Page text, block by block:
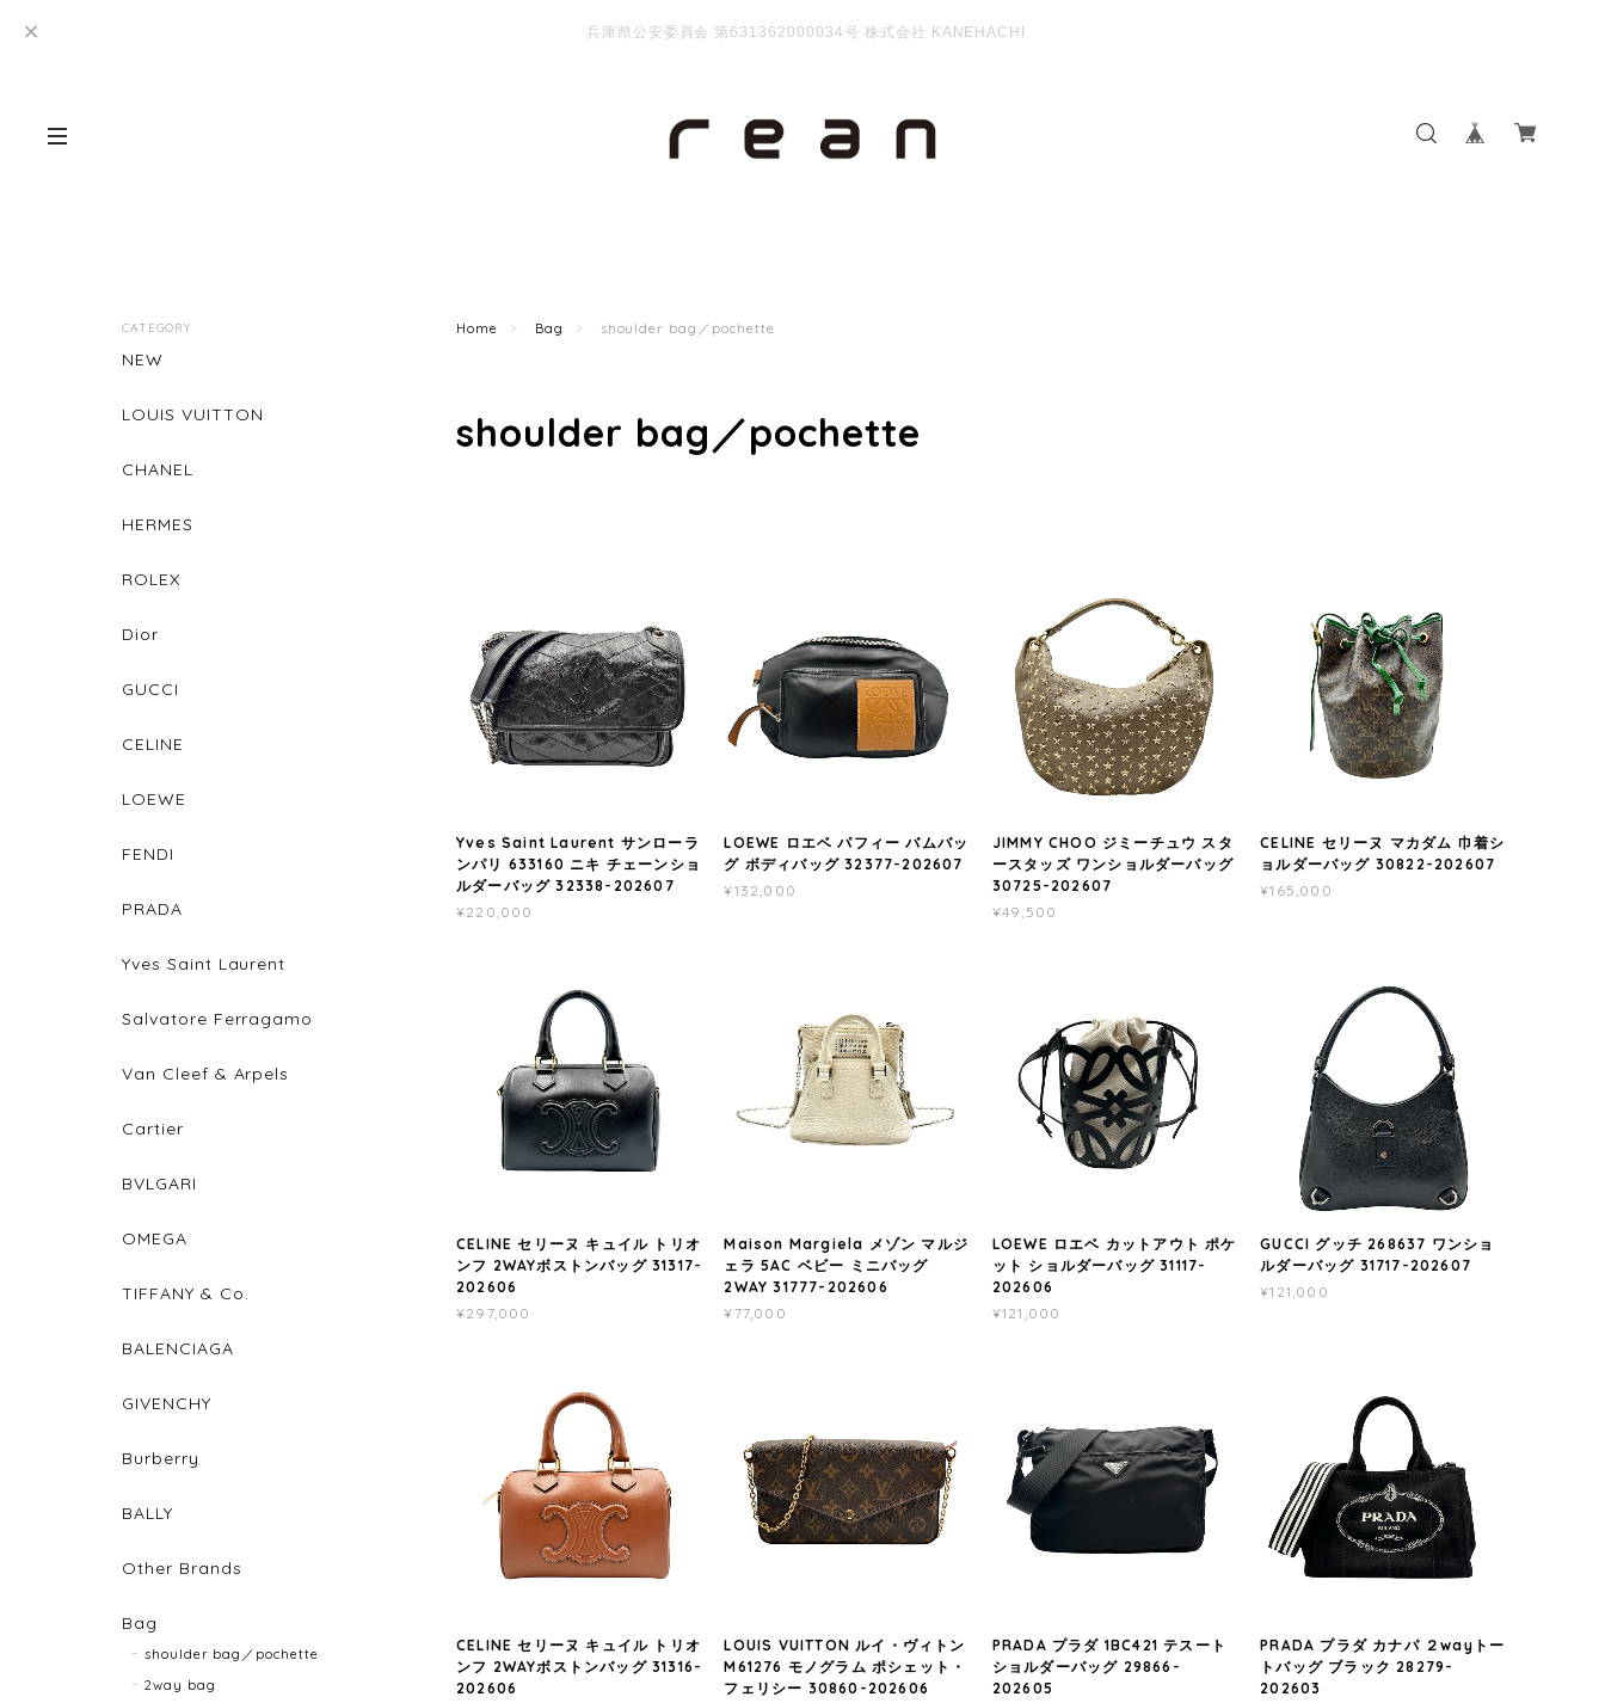
兵庫県公安委員会 第631362000034号 株式会社 KANEHACHI
Home Bag shoulder bag／pochette
shoulder bag／pochette
Yves Saint Laurent サンローラ
ンパリ 633160 ニキ チェーンショ
ルダーバッグ 32338-202607
¥220,000
LOEWE ロエベ パフィー バムバッ
グ ボディバッグ 32377-202607
¥132,000
JIMMY CHOO ジミーチュウ スタ
ースタッズ ワンショルダーバッグ
30725-202607
¥49,500
CELINE セリーヌ マカダム 巾着シ
ョルダーバッグ 30822-202607
¥165,000
CELINE セリーヌ キュイル トリオ
ンフ 2WAYボストンバッグ 31317-
202606
¥297,000
Maison Margiela メゾン マルジ
ェラ 5AC ベビー ミニバッグ
2WAY 31777-202606
¥77,000
LOEWE ロエベ カットアウト ポケ
ット ショルダーバッグ 31117-
202606
¥121,000
GUCCI グッチ 268637 ワンショ
ルダーバッグ 31717-202607
¥121,000
CELINE セリーヌ キュイル トリオ
ンフ 2WAYボストンバッグ 31316-
202606
LOUIS VUITTON ルイ・ヴィトン
M61276 モノグラム ポシェット・
フェリシー 30860-202606
PRADA プラダ 1BC421 テスート
ショルダーバッグ 29866-
202605
PRADA プラダ カナパ ２wayトー
トバッグ ブラック 28279-
202603
CATEGORY
NEW
LOUIS VUITTON
CHANEL
HERMES
ROLEX
Dior
GUCCI
CELINE
LOEWE
FENDI
PRADA
Yves Saint Laurent
Salvatore Ferragamo
Van Cleef & Arpels
Cartier
BVLGARI
OMEGA
TIFFANY & Co.
BALENCIAGA
GIVENCHY
Burberry
BALLY
Other Brands
Bag
shoulder bag／pochette
2way bag